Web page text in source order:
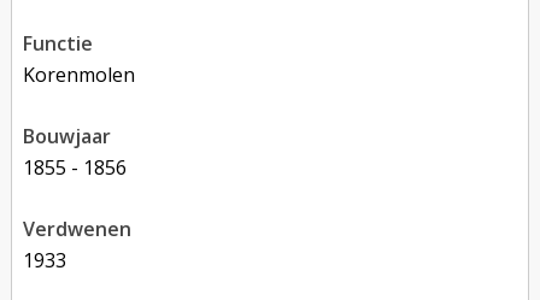
functie
korenmolen
bouwjaar
1855 - 1856
verdwenen
1933